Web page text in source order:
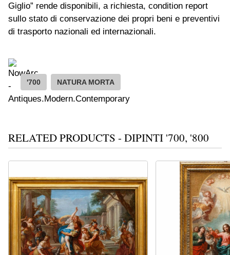
Giglio” rende disponibili, a richiesta, condition report
sullo stato di conservazione dei propri beni e preventivi
di trasporto nazionali ed internazionali.
'700 NATURA MORTA
RELATED PRODUCTS - DIPINTI '700, '800